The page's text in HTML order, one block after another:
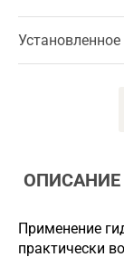
ОПИСАНИЕ
Применение
практически